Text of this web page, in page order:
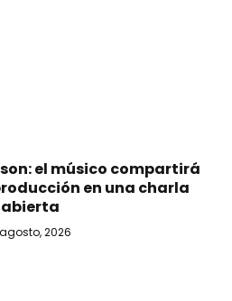
el músico compartirá
en una charla
abierta
2026